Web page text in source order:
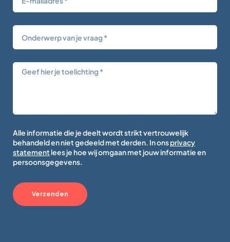
Alle informatie die je deelt wordt strikt vertrouwelijk
behandeld en niet gedeeld met derden. In onsprivacy
statementlees je hoe wij omgaan met jouw informatie en
persoonsgegevens.
Verzenden